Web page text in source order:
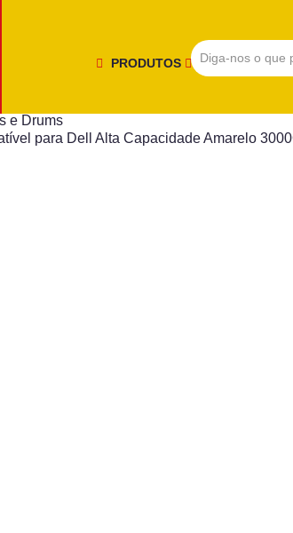
PRODUTOS
e Drums
para Dell Alta Capacidade Amarelo